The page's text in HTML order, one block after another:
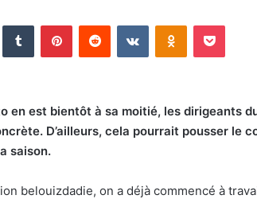
Tumblr PinterestReddit VKontakteOdnoklassniki
Pocket
en est bientôt à sa moitié, les dirigeants
D’ailleurs, cela pourrait pousser le
saison.
belouizdadie, on a déjà commencé à